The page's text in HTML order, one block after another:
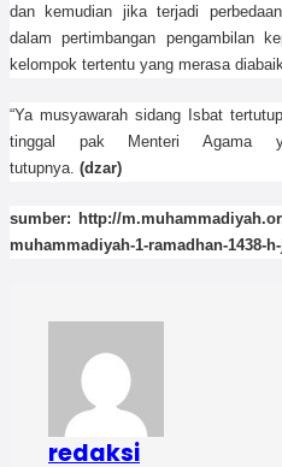
dan kemudian jika terjadi
dalam pertimbangan pengambilan
kelompok tertentu yang merasa
“Ya musyawarah sidang Isbat
tinggal pak Menteri Agama
tutupnya. (dzar)
sumber: http://
muhammadiyah-1-ramadhan-1438-
redaksi